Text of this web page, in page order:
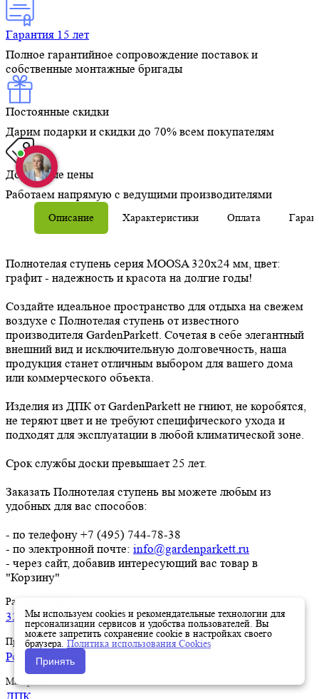
Гарантия 15 лет
Полное гарантийное сопровождение поставок и
собственные монтажные бригады
Постоянные скидки
Дарим подарки и скидки до 70% всем покупателям
Доступные цены
Работаем напрямую с ведущими производителями
Описание Характеристики Оплата
Полнотелая ступень серия MOOSA 320х24 мм, цвет:
графит - надежность и красота на долгие годы!
Создайте идеальное пространство для отдыха на свежем
воздухе с Полнотелая ступень от известного
производителя GardenParkett. Сочетая в себе элегантный
внешний вид и исключительную долговечность, наша
продукция станет отличным выбором для вашего дома
или коммерческого объекта.
Изделия из ДПК от GardenParkett не гниют, не коробятся,
не теряют цвет и не требуют специфического ухода и
подходят для эксплуатации в любой климатической зоне.
Срок службы доски превышает 25 лет.
Заказать Полнотелая ступень вы можете любым из
удобных для вас способов:
- по телефону +7 (495) 744-78-38
- по электронной почте: info@gardenparkett.ru
- через сайт, добавив интересующий вас товар в
"Корзину"
Размеры(ШхВ)
320х24мм
Производство
Россия
Материал
Мы используем cookies и рекомендательные технологии для
персонализации сервисов и удобства пользователей. Вы
можете запретить сохранение cookie в настройках своего
браузера. Политика использования Cookies
Принять